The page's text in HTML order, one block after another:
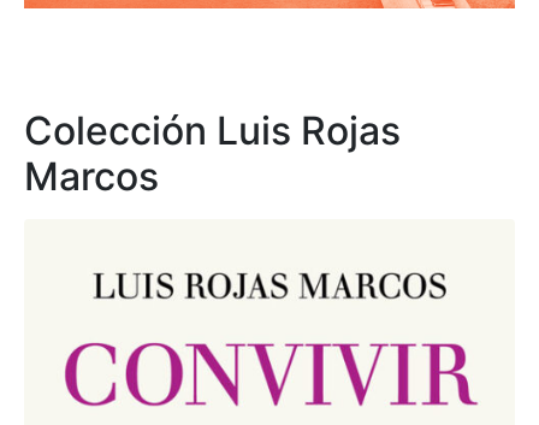
Colección Luis Rojas
Marcos